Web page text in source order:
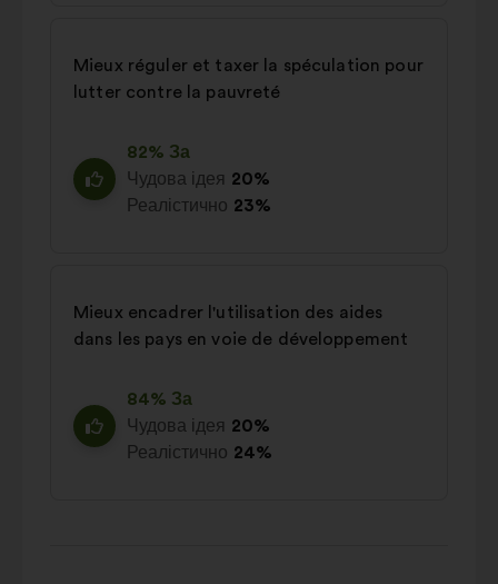
Mieux réguler et taxer la spéculation pour
lutter contre la pauvreté
82% За
Чудова ідея 20%
Реалістично 23%
Mieux encadrer l'utilisation des aides
dans les pays en voie de développement
84% За
Чудова ідея 20%
Реалістично 24%